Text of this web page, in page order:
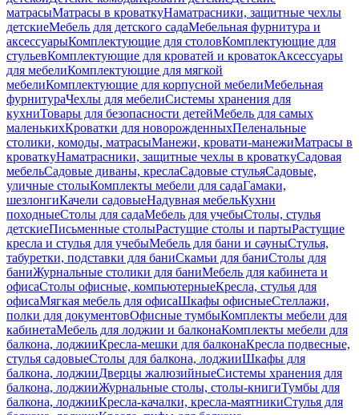
матрасыМатрасы в кроваткуНаматрасники, защитные чехлы
детскиеМебель для детского садаМебельная фурнитура и
аксессуарыКомплектующие для столовКомплектующие для
стульевКомплектующие для кроватей и кроватокАксессуары
для мебелиКомплектующие для мягкой
мебелиКомплектующие для корпусной мебелиМебельная
фурнитураЧехлы для мебелиСистемы хранения для
кухниТовары для безопасности детейМебель для самых
маленькихКроватки для новорожденныхПеленальные
столики, комоды, матрасыМанежи, кровати-манежиМатрасы в
кроваткуНаматрасники, защитные чехлы в кроваткуСадовая
мебельСадовые диваны, креслаСадовые стульяСадовые,
уличные столыКомплекты мебели для садаГамаки,
шезлонгиКачели садовыеНадувная мебельКухни
походныеСтолы для садаМебель для учебыСтолы, стулья
детскиеПисьменные столыРастущие столы и партыРастущие
кресла и стулья для учебыМебель для бани и сауныСтулья,
табуретки, подставки для баниСкамьи для баниСтолы для
баниЖурнальные столики для баниМебель для кабинета и
офисаСтолы офисные, компьютерныеКресла, стулья для
офисаМягкая мебель для офисаШкафы офисныеСтеллажи,
полки для документовОфисные тумбыКомплекты мебели для
кабинетаМебель для лоджии и балконаКомплекты мебели для
балкона, лоджииКресла-мешки для балконаКресла подвесные,
стулья садовыеСтолы для балкона, лоджииШкафы для
балкона, лоджииДверцы жалюзийныеСистемы хранения для
балкона, лоджииЖурнальные столы, столы-книгиТумбы для
балкона, лоджииКресла-качалки, кресла-маятникиСтулья для